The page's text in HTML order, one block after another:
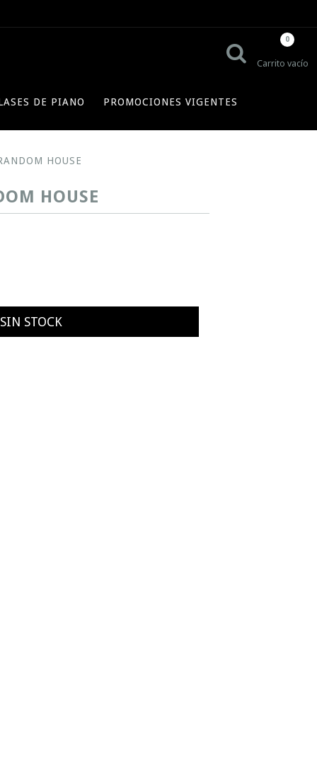
Carrito vacío
0
DE PIANO PROMOCIONES VIGENTES
HOUSE
HOUSE